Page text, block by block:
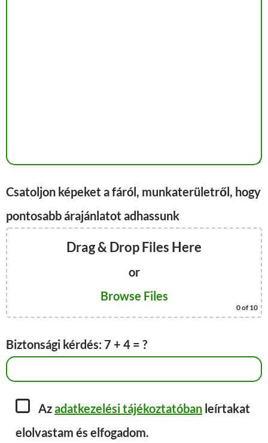
Csatoljon képeket a fáról, munkaterületről, hogy
pontosabb árajánlatot adhassunk
Drag & Drop Files Here
or
Browse Files
0of 10
Biztonsági kérdés: 7 + 4 = ?
Azadatkezelési tájékoztatóban leírtakat
elolvastam és elfogadom.